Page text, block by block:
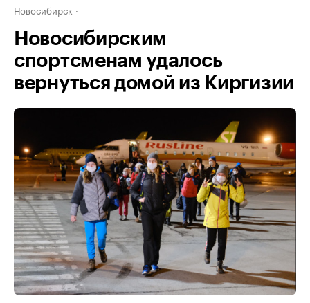
Новосибирск
Новосибирским
спортсменам удалось
вернуться домой из Киргизии